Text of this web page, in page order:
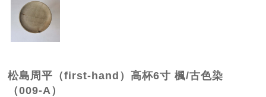
松島周平（first-hand）高杯6寸 楓/古色染
（009-A）